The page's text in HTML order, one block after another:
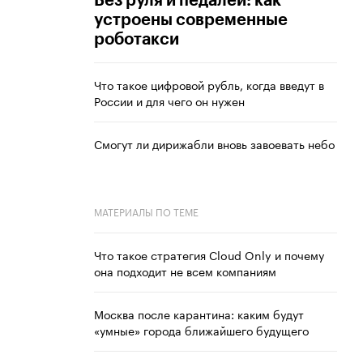
устроены современные
роботакси
Что такое цифровой рубль, когда введут в
России и для чего он нужен
Смогут ли дирижабли вновь завоевать небо
МАТЕРИАЛЫ ПО ТЕМЕ
Что такое стратегия Cloud Only и почему
она подходит не всем компаниям
Москва после карантина: каким будут
«умные» города ближайшего будущего